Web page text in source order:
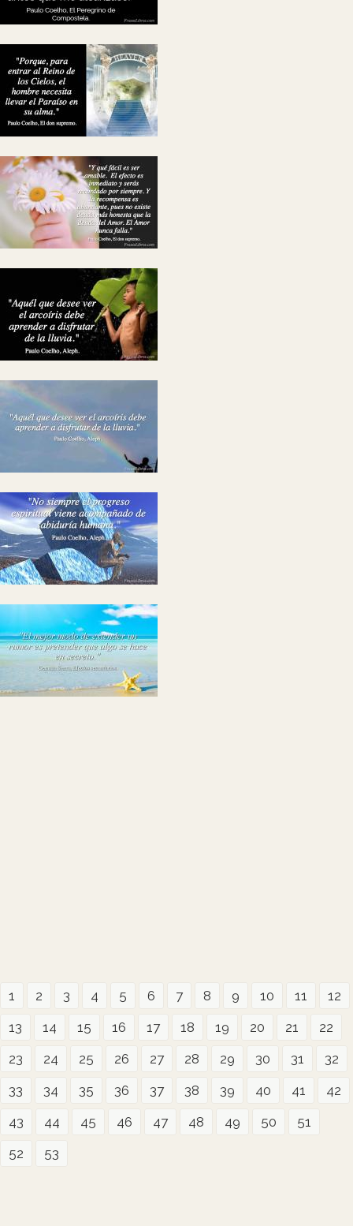
1 2 3 4 5 6 7 8 9 10 11
12
13
14 15 16 17 18 19 20 21
22
23
24 25 26 27 28 29 30 31
32
33
34 35 36 37 38 39 40 41
42
43
44 45 46 47 48 49 50
51
52
53